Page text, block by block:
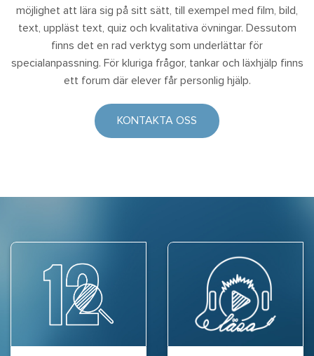
möjlighet att lära sig på sitt sätt, till exempel med film, bild,
text, uppläst text, quiz och kvalitativa övningar. Dessutom
finns det en rad verktyg som underlättar för
specialanpassning. För kluriga frågor, tankar och läxhjälp finns
ett forum där elever får personlig hjälp.
KONTAKTA OSS